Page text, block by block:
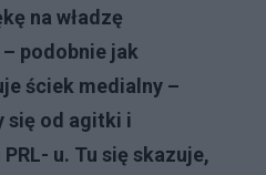
na władzę
podobnie jak
ściek medialny –
się od agitki i
u. Tu się skazuje,